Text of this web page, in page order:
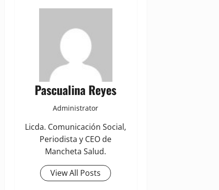
Pascualina Reyes
Administrator
Licda. Comunicación Social,
Periodista y CEO de
Mancheta Salud.
View All Posts